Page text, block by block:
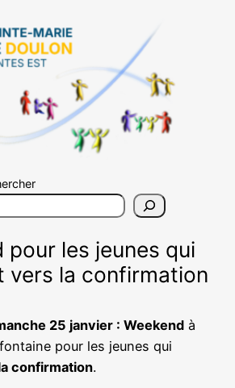
pour les jeunes qui
vers la confirmation
25 janvier : Weekend à
pour les jeunes qui
confirmation.